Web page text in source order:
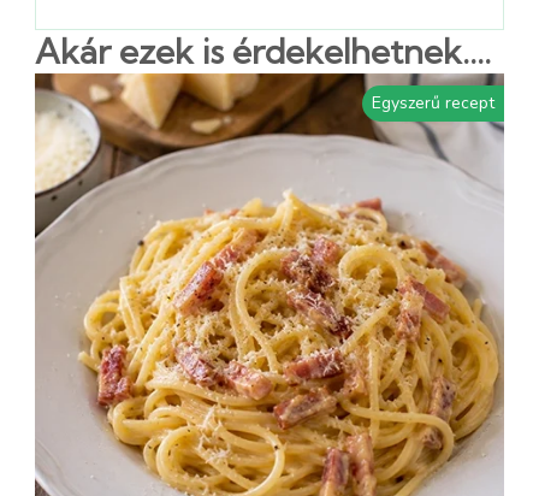
Akár ezek is érdekelhetnek....
Egyszerű recept